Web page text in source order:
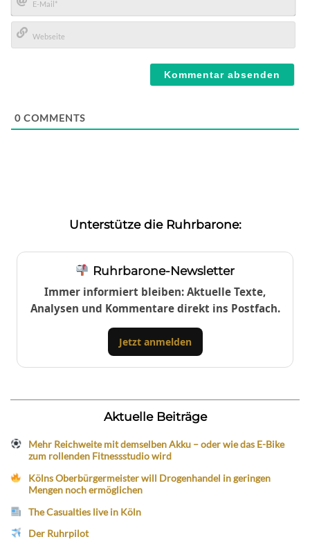
E-
Mail*
0 COMMENTS
Unterstütze die Ruhrbarone:
Ruhrbarone-Newsletter
Immer informiert bleiben: Aktuelle Texte,
Analysen und Kommentare direkt ins Postfach.
Jetzt anmelden
Aktuelle Beiträge
Mehr Reichweite mit demselben Akku – oder wie das E-Bike
zum rollenden Fitnessstudio wird
Kölns Oberbürgermeister will Drogenhandel in geringen
Mengen noch ermöglichen
The Casualties live in Köln
Der Ruhrpilot